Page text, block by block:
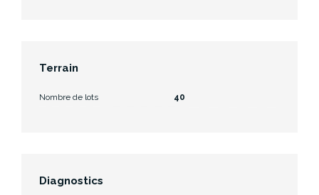
Terrain
Nombre de lots 40
Diagnostics